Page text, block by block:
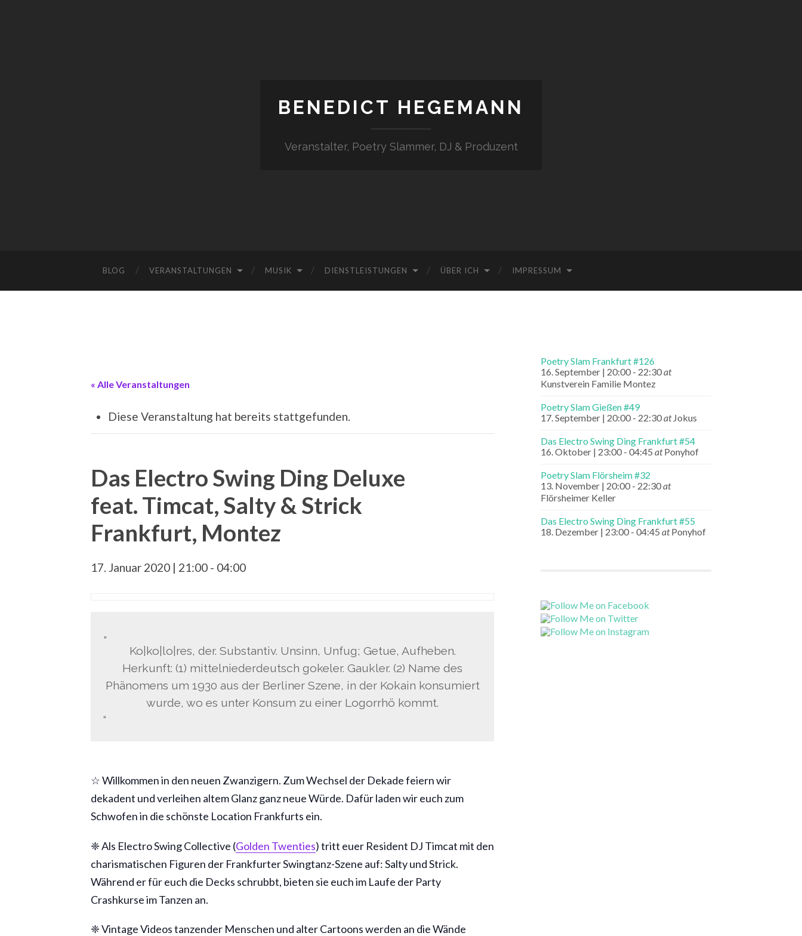
BENEDICT HEGEMANN
Veranstalter, Poetry Slammer, DJ & Produzent
BLOG VERANSTALTUNGEN MUSIK DIENSTLEISTUNGEN ÜBER ICH IMPRESSUM
« Alle Veranstaltungen
Diese Veranstaltung hat bereits stattgefunden.
Das Electro Swing Ding Deluxe
feat. Timcat, Salty & Strick
Frankfurt, Montez
17. Januar 2020 | 21:00 - 04:00
Ko|ko|lo|res, der. Substantiv. Unsinn, Unfug; Getue, Aufheben.
Herkunft: (1) mittelniederdeutsch gokeler. Gaukler. (2) Name des
Phänomens um 1930 aus der Berliner Szene, in der Kokain konsumiert
wurde, wo es unter Konsum zu einer Logorrhö kommt.
☆ Willkommen in den neuen Zwanzigern. Zum Wechsel der Dekade feiern wir
dekadent und verleihen altem Glanz ganz neue Würde. Dafür laden wir euch zum
Schwofen in die schönste Location Frankfurts ein.
❈ Als Electro Swing Collective (Golden Twenties) tritt euer Resident DJ Timcat mit den
charismatischen Figuren der Frankfurter Swingtanz-Szene auf: Salty und Strick.
Während er für euch die Decks schrubbt, bieten sie euch im Laufe der Party
Crashkurse im Tanzen an.
❈ Vintage Videos tanzender Menschen und alter Cartoons werden an die Wände
Poetry Slam Frankfurt #126
16. September | 20:00 - 22:30at
Kunstverein Familie Montez
Poetry Slam Gießen #49
17. September | 20:00 - 22:30at Jokus
Das Electro Swing Ding Frankfurt #54
16. Oktober | 23:00 - 04:45 atPonyhof
Poetry Slam Flörsheim #32
13. November | 20:00 - 22:30at
Flörsheimer Keller
Das Electro Swing Ding Frankfurt #55
18. Dezember | 23:00 - 04:45 atPonyhof